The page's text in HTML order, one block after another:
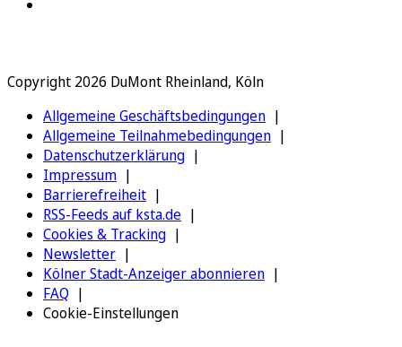
Copyright 2026 DuMont Rheinland, Köln
Allgemeine Geschäftsbedingungen
Allgemeine Teilnahmebedingungen
Datenschutzerklärung
Impressum
Barrierefreiheit
RSS-Feeds auf ksta.de
Cookies & Tracking
Newsletter
Kölner Stadt-Anzeiger abonnieren
FAQ
Cookie-Einstellungen